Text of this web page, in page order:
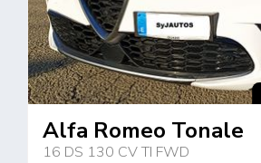
Alfa Romeo Tonale
16 DS 130 CV TI FWD